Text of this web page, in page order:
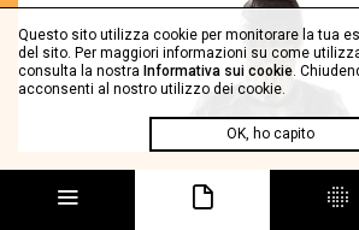
Questo sito utilizza cookie per monitorare la tua
del sito. Per maggiori informazioni su come
consulta la nostra Informativa sui cookie.
acconsenti al nostro utilizzo dei cookie.
OK, ho capito